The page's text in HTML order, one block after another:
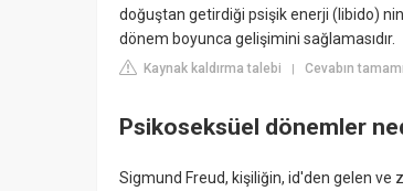
doğuştan getirdiği psişik enerji (libido)
dönem boyunca gelişimini sağlamasıdır.
Kaynak kaldırma talebi | Cevabın
Psikoseksüel dönemler
Sigmund Freud, kişiliğin, id'den gelen ve